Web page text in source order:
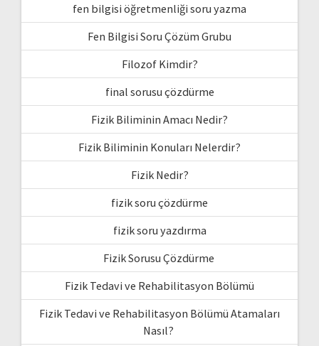
fen bilgisi öğretmenliği soru yazma
Fen Bilgisi Soru Çözüm Grubu
Filozof Kimdir?
final sorusu çözdürme
Fizik Biliminin Amacı Nedir?
Fizik Biliminin Konuları Nelerdir?
Fizik Nedir?
fizik soru çözdürme
fizik soru yazdırma
Fizik Sorusu Çözdürme
Fizik Tedavi ve Rehabilitasyon Bölümü
Fizik Tedavi ve Rehabilitasyon Bölümü Atamaları
Nasıl?